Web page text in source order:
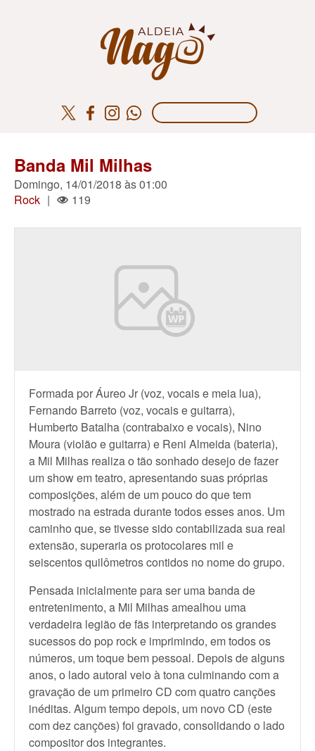
Banda Mil Milhas
Domingo, 14/01/2018 às 01:00
Rock | 119
Formada por Áureo Jr (voz, vocais e meia lua),
Fernando Barreto (voz, vocais e guitarra),
Humberto Batalha (contrabaixo e vocais), Nino
Moura (violão e guitarra) e Reni Almeida (bateria),
a Mil Milhas realiza o tão sonhado desejo de fazer
um show em teatro, apresentando suas próprias
composições, além de um pouco do que tem
mostrado na estrada durante todos esses anos. Um
caminho que, se tivesse sido contabilizada sua real
extensão, superaria os protocolares mil e
seiscentos quilômetros contidos no nome do grupo.
Pensada inicialmente para ser uma banda de
entretenimento, a Mil Milhas amealhou uma
verdadeira legião de fãs interpretando os grandes
sucessos do pop rock e imprimindo, em todos os
números, um toque bem pessoal. Depois de alguns
anos, o lado autoral veio à tona culminando com a
gravação de um primeiro CD com quatro canções
inéditas. Algum tempo depois, um novo CD (este
com dez canções) foi gravado, consolidando o lado
compositor dos integrantes.